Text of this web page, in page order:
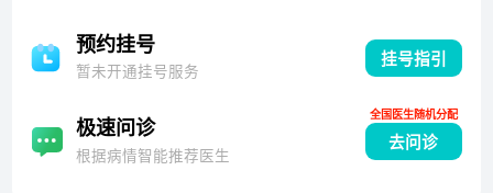
学术委员会副主任委员，湖南省康复医学会小儿康复专
业委员会副主任委员，中国康复医学会儿童康复专业委
机构管理专业委员会委员和湖南省康复医学会教育康复
专业委员会委员。
预约挂号
暂未开通挂号服务
挂号指引
极速问诊
根据病情智能推荐医生
去问诊
全国医生随机分配